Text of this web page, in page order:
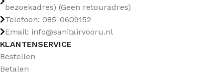
bezoekadres) (Geen retouradres)
Telefoon: 085-0609152
Email: info@sanitairvooru.nl
KLANTENSERVICE
Bestellen
Betalen